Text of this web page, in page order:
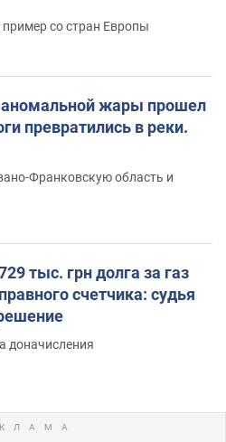
со стран Европы
аномальной жары прошел
превратились в реки.
Франковскую область и
тыс. грн долга за газ
счетчика: судья
доначисления